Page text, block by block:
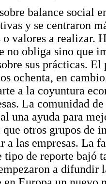
balance social
y se centraron
o valores a realizar.
no obliga sino que
sus prácticas.
ochenta, en
a la coyuntura
La comunidad
una ayuda para
que otros grupos de
a las empresas. La
tipo de reporte bajó
a difundir